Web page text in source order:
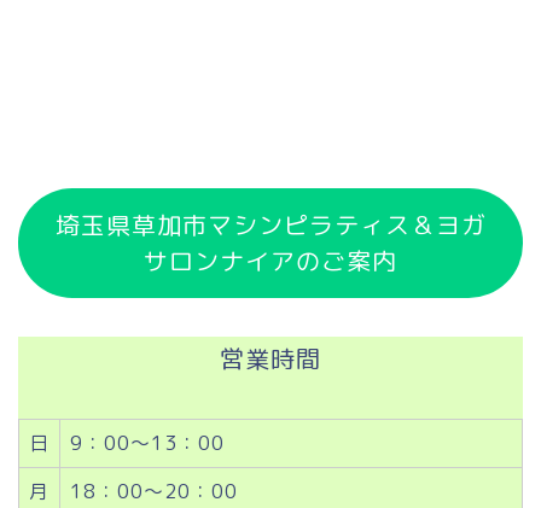
埼玉県草加市マシンピラティス＆ヨガ
サロンナイアのご案内
営業時間
日
9：00～13：00
月
18：00～20：00